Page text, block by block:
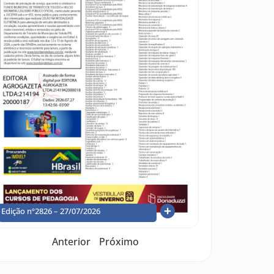
Edição nº2826 – 27/07/2026
Anterior Próximo